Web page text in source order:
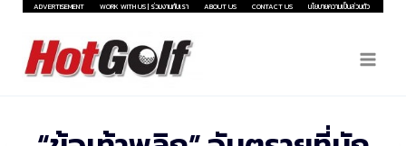
Skip
content
ADVERTISEMENT WORK WITH US | ร่วมงานกับเรา ABOUT US CONTACT US นโยบายความเป็นส่วนตัว